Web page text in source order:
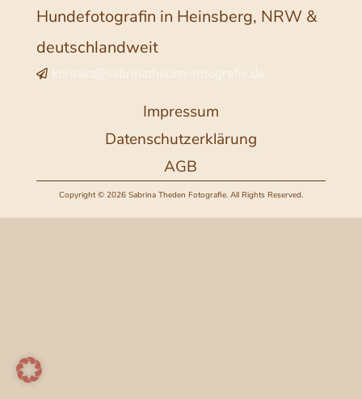
Hundefotografin in Heinsberg, NRW &
deutschlandweit
 kontakt@sabrinatheden-fotografie.de
Impressum
Datenschutzerklärung
AGB
Copyright © 2026 Sabrina Theden Fotografie. All Rights Reserved.